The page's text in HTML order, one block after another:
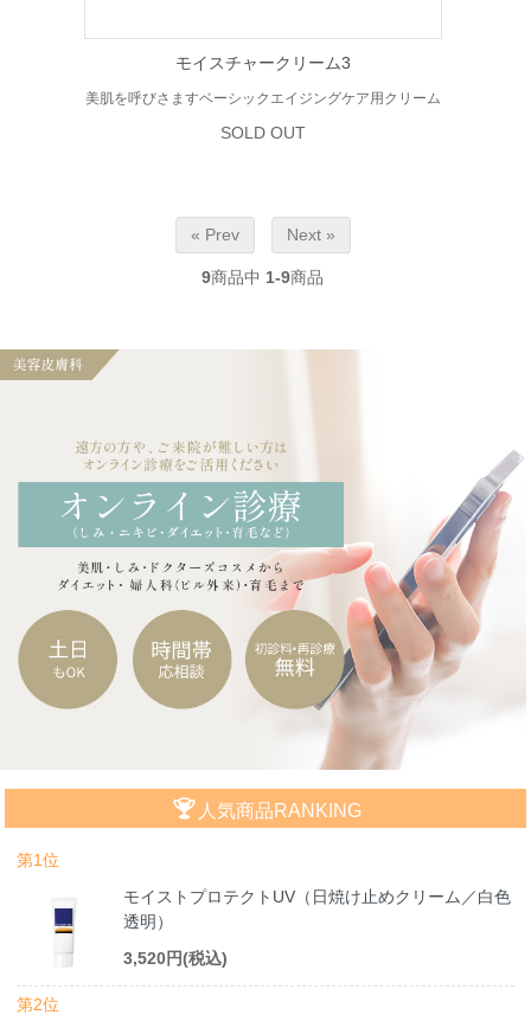
モイスチャークリーム3
美肌を呼びさますベーシックエイジングケア用クリーム
SOLD OUT
« Prev Next »
9商品中 1-9商品
人気商品RANKING
第1位
モイストプロテクトUV（日焼け止めクリーム／白色
透明）
3,520円(税込)
第2位